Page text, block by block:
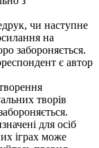
чи наступне
на
забороняється.
є автор
творів
для осіб
іграх може